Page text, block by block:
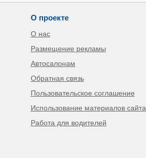
О проекте
О нас
Размещение рекламы
Автосалонам
Обратная связь
Пользовательское соглашение
Использование материалов сайта
Работа для водителей